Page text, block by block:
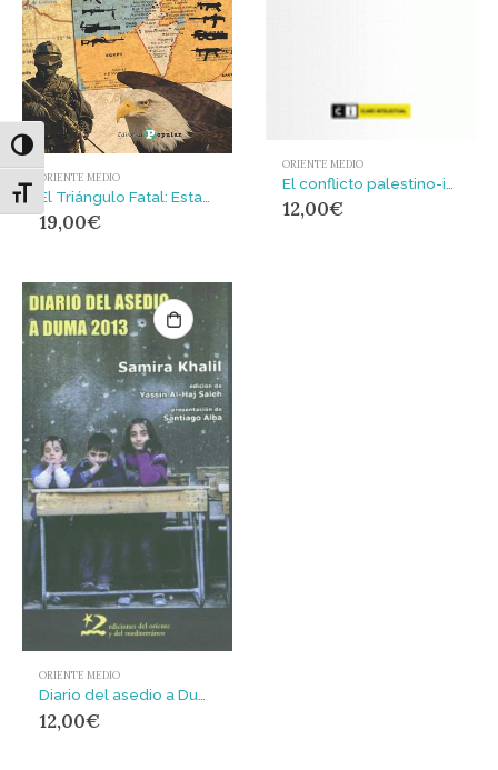
Alternar alto contraste
Alternar tamaño de letra
ORIENTE MEDIO
19,00€
ORIENTE MEDIO
12,00€
ORIENTE MEDIO
12,00€